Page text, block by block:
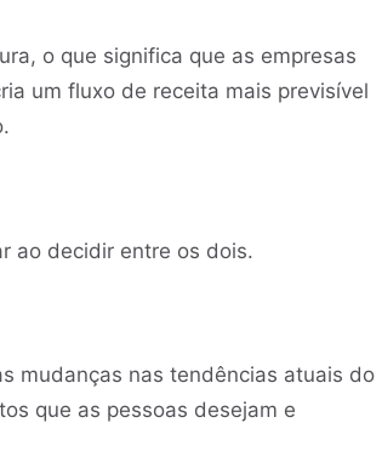
o que significa que as empresas
um fluxo de receita mais previsível
ao decidir entre os dois.
mudanças nas tendências atuais do
que as pessoas desejam e